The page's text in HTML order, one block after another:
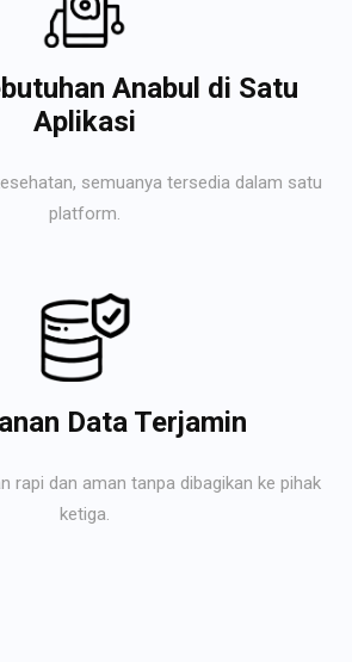
Anabul di Satu
Aplikasi
semuanya tersedia dalam satu
platform.
Data Terjamin
rapi dan aman tanpa dibagikan ke pihak
ketiga.